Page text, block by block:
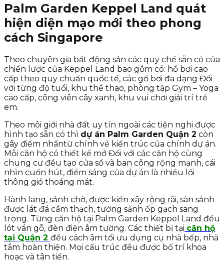
Palm Garden Keppel Land quát
hiện diện mạo mới theo phong
cách Singapore
Theo chuyên gia bất động sản các quy chế sẵn có của
chiến lược của Keppel Land bao gồm có: hồ bơi cao
cấp theo quy chuẩn quốc tế, các gồ bơi đa dạng Đối
với từng độ tuổi, khu thể thao, phòng tập Gym – Yoga
cao cấp, công viên cây xanh, khu vui chơi giải trí trẻ
em.
Theo môi giới nhà đất uy tín ngoài các tiện nghi được
hình tạo sẵn có thì dự án Palm Garden Quận 2 còn
gây điểm nhấntừ chính vẻ kiến trúc của chính dự án.
Mỗi căn hộ có thiết kế mở Đối với các căn hộ cùng
chung cư đều tạo cửa sổ và ban công rộng mạnh, cái
nhìn cuốn hút, điểm sáng của dự án là nhiều lối
thông gió thoáng mát.
Hành lang, sảnh chờ, được kiến xây rộng rãi, sàn sảnh
được lát đá cẩm thạch, tường sảnh ốp gạch sang
trọng. Từng căn hộ tại Palm Garden Keppel Land đều
lót ván gỗ, đèn điện âm tường. Các thiết bị tại căn hộ
tại Quận 2 đều cách âm tối ưu dụng cụ nhà bếp, nhà
tắm hoàn thiện. Mọi cấu trúc đều được bố trí khoa
hoạc và tân tiến.